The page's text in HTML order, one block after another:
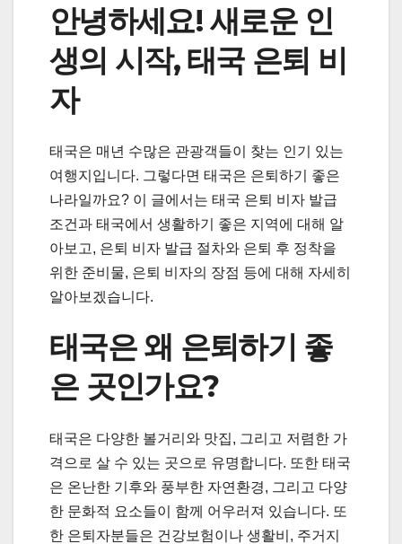
안녕하세요! 새로운 인
생의 시작, 태국 은퇴 비
자
태국은 매년 수많은 관광객들이 찾는 인기 있는
여행지입니다. 그렇다면 태국은 은퇴하기 좋은
나라일까요? 이 글에서는 태국 은퇴 비자 발급
조건과 태국에서 생활하기 좋은 지역에 대해 알
아보고, 은퇴 비자 발급 절차와 은퇴 후 정착을
위한 준비물, 은퇴 비자의 장점 등에 대해 자세히
알아보겠습니다.
태국은 왜 은퇴하기 좋
은 곳인가요?
태국은 다양한 볼거리와 맛집, 그리고 저렴한 가
격으로 살 수 있는 곳으로 유명합니다. 또한 태국
은 온난한 기후와 풍부한 자연환경, 그리고 다양
한 문화적 요소들이 함께 어우러져 있습니다. 또
한 은퇴자분들은 건강보험이나 생활비, 주거지